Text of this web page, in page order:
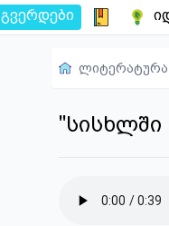
გვერდები
ლიტერატურა
"სისხლში